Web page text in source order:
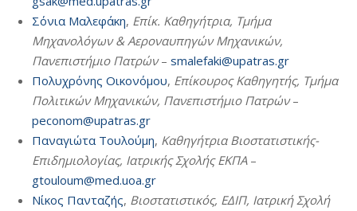
Σόνια Μαλεφάκη, Επίκ. Καθηγήτρια, Τμήμα
Μηχανολόγων & Αεροναυπηγών Μηχανικών,
Πανεπιστήμιο Πατρών– smalefaki@upatras.gr
Πολυχρόνης Οικονόμου, Επίκουρος Καθηγητής, Τμήμα
Πολιτικών Μηχανικών, Πανεπιστήμιο Πατρών–
peconom@upatras.gr
Παναγιώτα Τουλούμη, Καθηγήτρια Βιοστατιστικής-
Επιδημιολογίας, Ιατρικής Σχολής ΕΚΠΑ–
gtouloum@med.uoa.gr
Νίκος Πανταζής, Βιοστατιστικός, ΕΔΙΠ, Ιατρική Σχολή